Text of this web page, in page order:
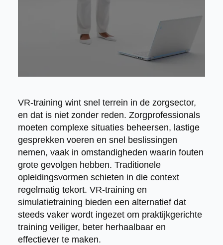
VR-training wint snel terrein in de zorgsector,
en dat is niet zonder reden. Zorgprofessionals
moeten complexe situaties beheersen, lastige
gesprekken voeren en snel beslissingen
nemen, vaak in omstandigheden waarin fouten
grote gevolgen hebben. Traditionele
opleidingsvormen schieten in die context
regelmatig tekort. VR-training en
simulatietraining bieden een alternatief dat
steeds vaker wordt ingezet om praktijkgerichte
training veiliger, beter herhaalbaar en
effectiever te maken.